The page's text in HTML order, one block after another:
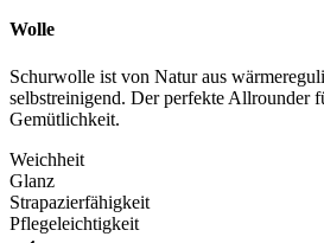
Wolle
Schurwolle ist von Natur aus
selbstreinigend. Der perfekte Allrounder
Gemütlichkeit.
Weichheit
Glanz
Strapazierfähigkeit
Pflegeleichtigkeit